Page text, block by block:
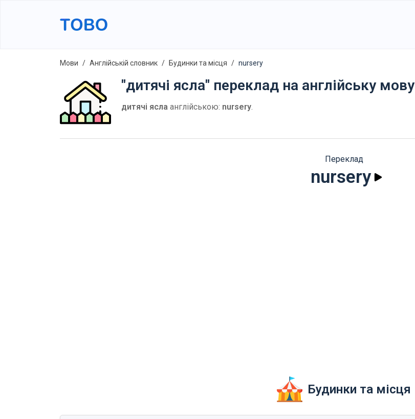
Мови Англійській словник Будинки та місця nursery
"дитячі ясла" переклад на англійську мову
дитячі ясла англійською: nursery.
Переклад
nursery
Будинки та місця